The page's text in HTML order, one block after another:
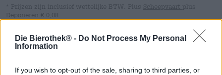
Die Bierothek® - Do Not Process My Personal
Information
If you wish to opt-out of the sale, sharing to third parties, or
* Prijzen zijn inclusief wettelijke BTW. Plus Scheepvaart plus
Deponeren € 0,08